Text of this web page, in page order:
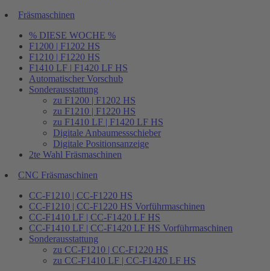
Fräsmaschinen
% DIESE WOCHE %
F1200 | F1202 HS
F1210 | F1220 HS
F1410 LF | F1420 LF HS
Automatischer Vorschub
Sonderausstattung
zu F1200 | F1202 HS
zu F1210 | F1220 HS
zu F1410 LF | F1420 LF HS
Digitale Anbaumessschieber
Digitale Positionsanzeige
2te Wahl Fräsmaschinen
CNC Fräsmaschinen
CC-F1210 | CC-F1220 HS
CC-F1210 | CC-F1220 HS Vorführmaschinen
CC-F1410 LF | CC-F1420 LF HS
CC-F1410 LF | CC-F1420 LF HS Vorführmaschinen
Sonderausstattung
zu CC-F1210 | CC-F1220 HS
zu CC-F1410 LF | CC-F1420 LF HS